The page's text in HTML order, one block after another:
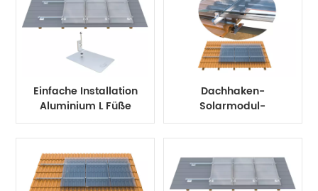
Einfache Installation
Aluminium L Füße
Blinksatz Solar-
Montagesystem für
Asphaltschindeldach
Dachhaken-
Solarmodul-